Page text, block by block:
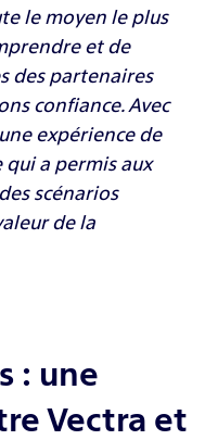
le moyen le plus
et de
des partenaires
confiance. Avec
expérience de
qui a permis aux
scénarios
de la
: une
Vectra et